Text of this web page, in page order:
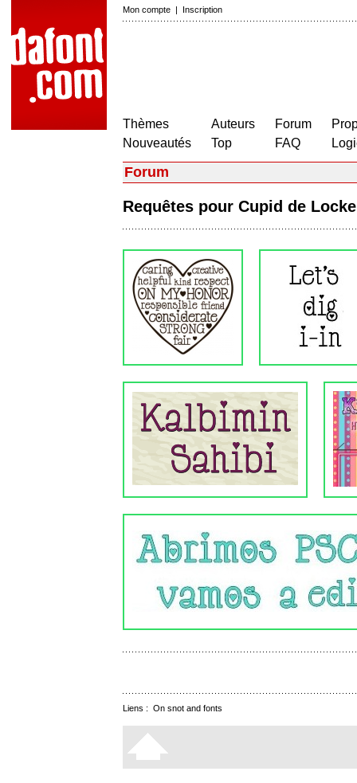
Mon compte | Inscription
Thèmes
Nouveautés
Auteurs
Top
Forum
FAQ
Forum
Requêtes pour Cupid de
Liens : On snot and fonts